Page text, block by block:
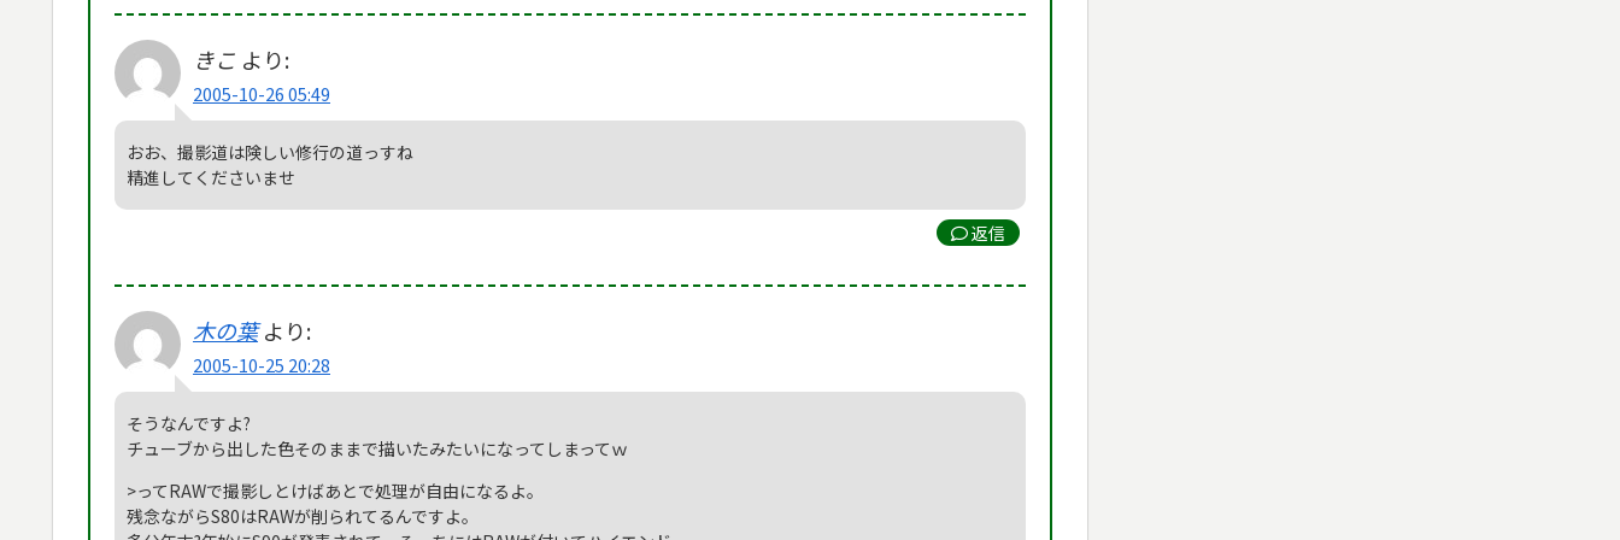
きこ より:
2005-10-26 05:49
おお、撮影道は険しい修行の道っすね
精進してくださいませ
返信
木の葉 より:
2005-10-25 20:28
そうなんですよ?
チューブから出した色そのままで描いたみたいになってしまってｗ
>ってRAWで撮影しとけばあとで処理が自由になるよ。
残念ながらS80はRAWが削られてるんですよ。